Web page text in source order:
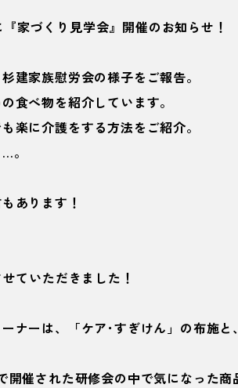
家づくり見学会』開催のお知らせ！
建家族慰労会の様子をご報告。
食べ物を紹介しています。
楽に介護をする方法をご紹介。
。
あります！
ていただきました！
ナーは、「ケア･すぎけん」の布施
開催された研修会の中で気になった商